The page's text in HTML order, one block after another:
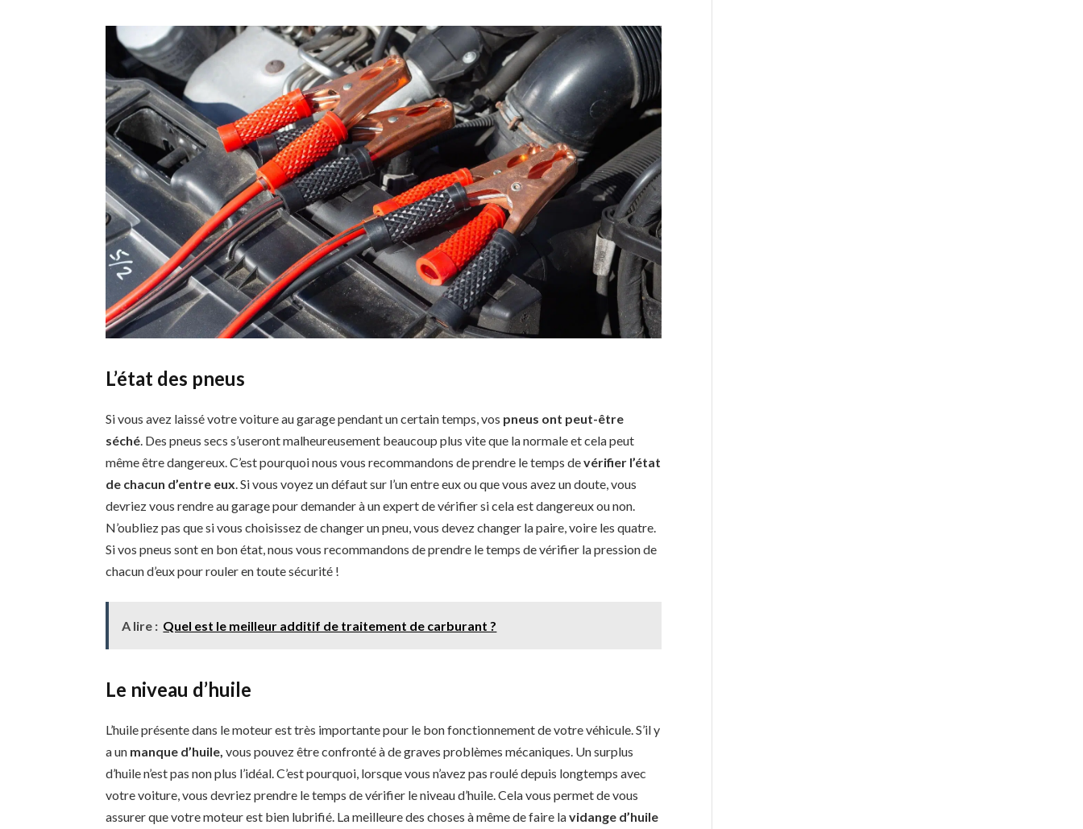
L’état des pneus
Si vous avez laissé votre voiture au garage pendant un certain temps, vos pneus ont peut-être
séché. Des pneus secs s’useront malheureusement beaucoup plus vite que la normale et cela peut
même être dangereux. C’est pourquoi nous vous recommandons de prendre le temps devérifier l’état
de chacun d’entre eux. Si vous voyez un défaut sur l’un entre eux ou que vous avez un doute, vous
devriez vous rendre au garage pour demander à un expert de vérifier si cela est dangereux ou non.
N’oubliez pas que si vous choisissez de changer un pneu, vous devez changer la paire, voire les quatre.
Si vos pneus sont en bon état, nous vous recommandons de prendre le temps de vérifier la pression de
chacun d’eux pour rouler en toute sécurité !
A lire : Quel est le meilleur additif de traitement de carburant ?
Le niveau d’huile
L’huile présente dans le moteur est très importante pour le bon fonctionnement de votre véhicule. S’il y
a un manque d’huile,vous pouvez être confronté à de graves problèmes mécaniques. Un surplus
d’huile n’est pas non plus l’idéal. C’est pourquoi, lorsque vous n’avez pas roulé depuis longtemps avec
votre voiture, vous devriez prendre le temps de vérifier le niveau d’huile. Cela vous permet de vous
assurer que votre moteur est bien lubrifié. La meilleure des choses à même de faire lavidange d’huile